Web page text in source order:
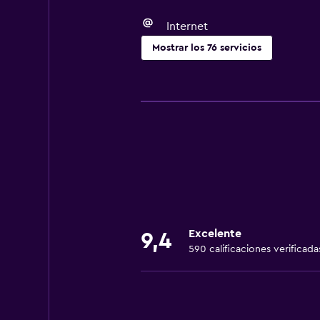
Internet
Mostrar los 76 servicios
Wifi gratis
Artículos de aseo gratis
9,4 Excelente
590 calificaciones